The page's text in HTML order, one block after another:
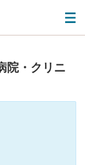
院・クリニ